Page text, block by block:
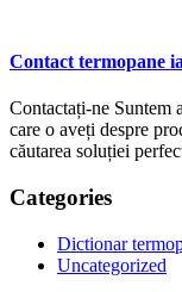
Contact termopane
Contactați-ne Suntem
care o aveți despre
căutarea soluției
Categories
Dictionar
Uncategorized